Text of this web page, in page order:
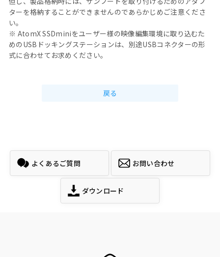
ターを格納することができませんのであらかじめご注意くださ
い。
※ AtomX SSDminiをユーザー様の映像編集環境に取り込むた
めのUSBドッキングステーションは、別途USBコネクターの形
式に合わせてお求めください。
戻る
よくあるご質問 お問い合わせ
ダウンロード